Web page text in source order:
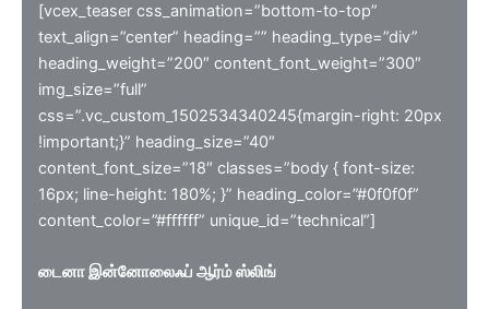
[vcex_teaser css_animation=”bottom-to-top”
text_align=”center” heading=”” heading_type=”div”
heading_weight=”200″ content_font_weight=”300″
img_size=”full”
css=”.vc_custom_1502534340245{margin-right: 20px
!important;}” heading_size=”40″
content_font_size=”18″ classes=”body { font-size:
16px; line-height: 180%; }” heading_color=”#0f0f0f”
content_color=”#ffffff” unique_id=”technical”]
டைனா இன்னோலைஃப் ஆர்ம் ஸ்லிங்